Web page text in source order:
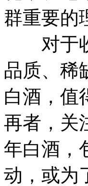
群重要的
对于收
品质、稀
白酒，值
再者，关
年白酒，
动，或为